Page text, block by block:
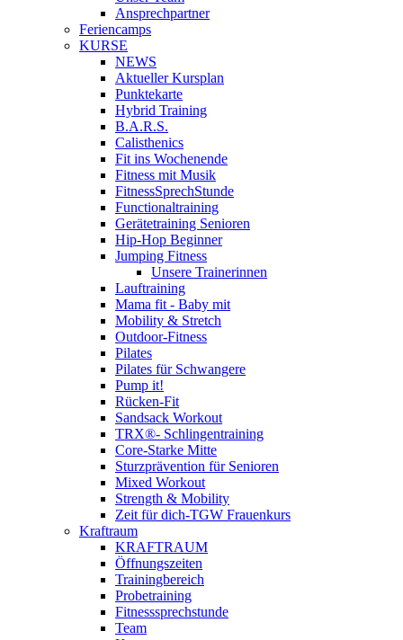
Ansprechpartner
Feriencamps
KURSE
NEWS
Aktueller Kursplan
Punktekarte
Hybrid Training
B.A.R.S.
Calisthenics
Fit ins Wochenende
Fitness mit Musik
FitnessSprechStunde
Functionaltraining
Gerätetraining Senioren
Hip-Hop Beginner
Jumping Fitness
Unsere Trainerinnen
Lauftraining
Mama fit - Baby mit
Mobility & Stretch
Outdoor-Fitness
Pilates
Pilates für Schwangere
Pump it!
Rücken-Fit
Sandsack Workout
TRX®- Schlingentraining
Core-Starke Mitte
Sturzprävention für Senioren
Mixed Workout
Strength & Mobility
Zeit für dich-TGW Frauenkurs
Kraftraum
KRAFTRAUM
Öffnungszeiten
Trainingbereich
Probetraining
Fitnesssprechstunde
Team